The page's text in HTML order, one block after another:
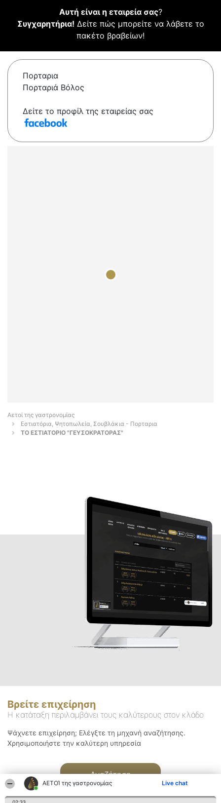
ΑΕΤΟΊ της γαστρονομίας Live chat
Αυτή είναι η εταιρεία σας?
Συγχαρητήρια! Δείτε πώς μπορείτε να λάβετε το
πακέτο βραβείων!
Πορταρια
Πορταριά Βόλος
Δείτε το προφίλ της εταιρείας σας
Αετοί της γαστρονομίας
Εστιατόρια, Ψητοπωλεία, Σουβλάκια - Πορταρια
ΤΟ ΕΣΤΙΑΤΟΡΙΟ "ΓΕΥΣΟΚΡΑΤΟΡΑΣ"
Βρείτε επιχείρηση
Η κατάταξη περιλαμβάνει τους καλύτερους στον κλάδο
Ψάχνετε επιχείρηση; Ελέγξτε τη μηχανή αναζήτησης.
Χρησιμοποιήστε την καλύτερη υπηρεσία
Αναζήτηση